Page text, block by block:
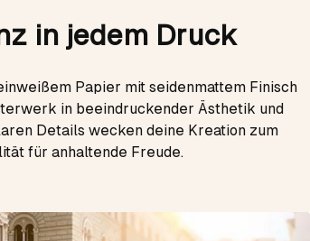
in jedem Druck
Papier mit seidenmattem Finisch
in beeindruckender Ästhetik und
Details wecken deine Kreation zum
für anhaltende Freude.